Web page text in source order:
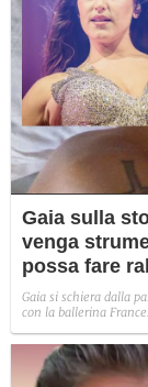
Gaia sulla
venga
possa fare
Gaia si schiera dalla
con la ballerina